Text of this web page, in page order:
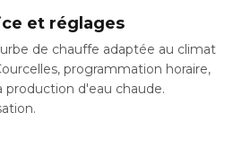
et réglages
de chauffe adaptée au climat
programmation horaire,
production d'eau chaude.